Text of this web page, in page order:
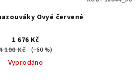
Ovyé červené
1 676 Kč
190 Kč
(–60 %)
Vyprodáno